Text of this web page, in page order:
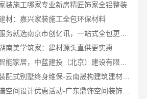
装施工哪家专业新房精匠饰家全铝整装
材：嘉兴家装施工全包环保材料
南美学筑家：建材源头直供更实惠
昆明重钢装配式别墅终身维保-云南晟构建筑建材有限公司
珠三角靠谱空间设计优惠活动-广东鼎饰空间装饰工程有限公司